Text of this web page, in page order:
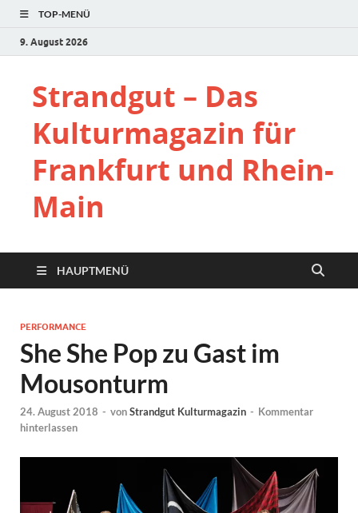
TOP-MENÜ
9. August 2026
Strandgut – Das
Kulturmagazin für
Frankfurt und Rhein-
Main
HAUPTMENÜ
PERFORMANCE
She She Pop zu Gast im
Mousonturm
24. August 2018 - vonStrandgut Kulturmagazin - Kommentar
hinterlassen